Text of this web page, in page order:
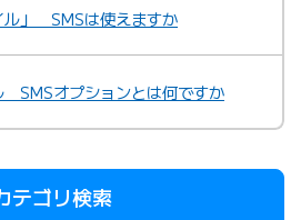
ル」 SMSは使えますか
SMSオプションとは何ですか
テゴリ検索